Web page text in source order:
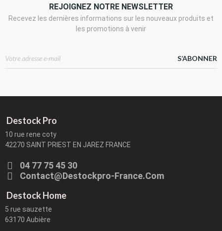
REJOIGNEZ NOTRE NEWSLETTER
Recevez les dernières informations sur les nouveaux produits et
les promotions à venir
S’ABONNER
Destock Pro
10 rue rene coty
42270 SAINT PRIEST EN JAREZ FRANCE
04 77 75 45 30
Contact@destockpro-France.com
Destock Home
5 rue sauzette
63170 Aubière